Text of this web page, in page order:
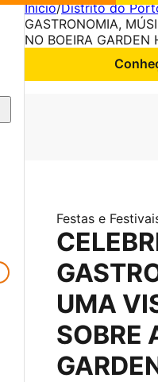
Início/Distrito do
GASTRONOMIA,
NO BOEIRA GARDEN
Festas e
UMA
SOBRE